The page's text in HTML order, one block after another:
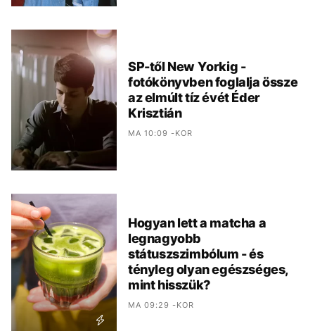
SP-től New Yorkig -
fotókönyvben foglalja össze
az elmúlt tíz évét Éder
Krisztián
MA 10:09 -KOR
Hogyan lett a matcha a
legnagyobb
státuszszimbólum - és
tényleg olyan egészséges,
mint hisszük?
MA 09:29 -KOR